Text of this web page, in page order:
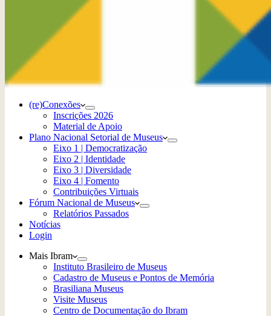
(re)Conexões
Inscrições 2026
Material de Apoio
Plano Nacional Setorial de Museus
Eixo 1 | Democratização
Eixo 2 | Identidade
Eixo 3 | Diversidade
Eixo 4 | Fomento
Contribuições Virtuais
Fórum Nacional de Museus
Relatórios Passados
Notícias
Login
Mais Ibram
Instituto Brasileiro de Museus
Cadastro de Museus e Pontos de Memória
Brasiliana Museus
Visite Museus
Centro de Documentação do Ibram